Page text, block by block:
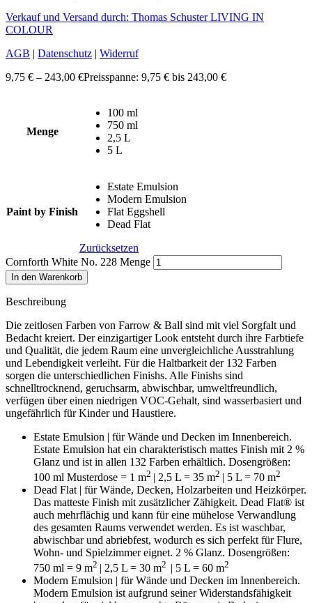
Verkauf und Versand durch: Thomas Schuster LIVING IN
COLOUR
AGB | Datenschutz | Widerruf
9,75 € – 243,00 €Preisspanne: 9,75 € bis 243,00 €
Menge
100 ml
750 ml
2,5 L
5 L
Paint by Finish
Estate Emulsion
Modern Emulsion
Flat Eggshell
Dead Flat
Zurücksetzen
Cornforth White No. 228 Menge
In den Warenkorb
Beschreibung
Die zeitlosen Farben von Farrow & Ball sind mit viel Sorgfalt und
Bedacht kreiert. Der einzigartiger Look entsteht durch ihre Farbtiefe
und Qualität, die jedem Raum eine unvergleichliche Ausstrahlung
und Lebendigkeit verleiht. Für die Haltbarkeit der 132 Farben
sorgen die unterschiedlichen Finishs. Alle Finishs sind
schnelltrocknend, geruchsarm, abwischbar, umweltfreundlich,
verfügen über einen niedrigen VOC-Gehalt, sind wasserbasiert und
ungefährlich für Kinder und Haustiere.
Estate Emulsion | für Wände und Decken im Innenbereich.
Estate Emulsion hat ein charakteristisch mattes Finish mit 2 %
Glanz und ist in allen 132 Farben erhältlich. Dosengrößen:
100 ml Musterdose = 1 m2 | 2,5 L = 35 m2 | 5 L = 70 m2
Dead Flat | für Wände, Decken, Holzarbeiten und Heizkörper.
Das matteste Finish mit zusätzlicher Zähigkeit. Dead Flat® ist
auch mehrflächig und kann für eine mühelose Verwandlung
des gesamten Raums verwendet werden. Es ist waschbar,
abwischbar und abriebfest, wodurch es sich perfekt für Flure,
Wohn- und Spielzimmer eignet. 2 % Glanz. Dosengrößen:
750 ml = 9 m2 | 2,5 L = 30 m2 | 5 L = 60 m2
Modern Emulsion | für Wände und Decken im Innenbereich.
Modern Emulsion ist aufgrund seiner Widerstandsfähigkeit